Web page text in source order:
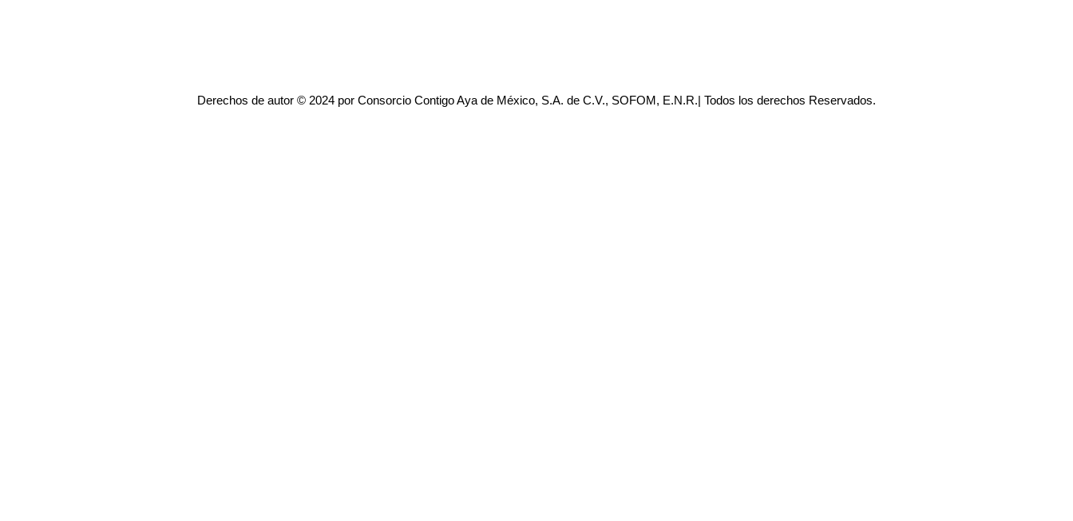
Derechos de autor © 2024 por Consorcio Contigo Aya de México, S.A. de C.V., SOFOM, E.N.R.| Todos los derechos Reservados.